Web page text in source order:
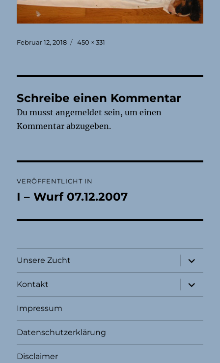
Veröffentlicht
Februar 12, 2018 Originalgröße
450 × 331
Schreibe einen Kommentar
Du musstangemeldet sein, um einen
Kommentar abzugeben.
VERÖFFENTLICHT IN
I – Wurf 07.12.2007
Unsere Zucht
öffnen
Kontakt
öffnen
Impressum
Datenschutzerklärung
Disclaimer